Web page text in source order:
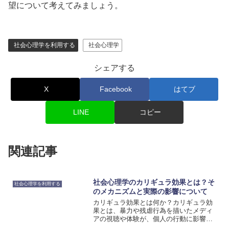
望について考えてみましょう。
社会心理学を利用する 社会心理学
シェアする
X Facebook はてブ
LINE コピー
関連記事
社会心理学を利用する
社会心理学のカリギュラ効果とは？そ
のメカニズムと実際の影響について
カリギュラ効果とは何か？カリギュラ効
果とは、暴力や残虐行為を描いたメディ
アの視聴や体験が、個人の行動に影響を